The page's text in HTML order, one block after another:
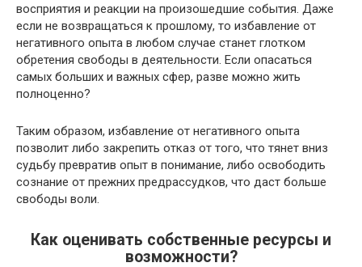
восприятия и реакции на произошедшие события. Даже
если не возвращаться к прошлому, то избавление от
негативного опыта в любом случае станет глотком
обретения свободы в деятельности. Если опасаться
самых больших и важных сфер, разве можно жить
полноценно?
Таким образом, избавление от негативного опыта
позволит либо закрепить отказ от того, что тянет вниз
судьбу превратив опыт в понимание, либо освободить
сознание от прежних предрассудков, что даст больше
свободы воли.
Как оценивать собственные ресурсы и
возможности?